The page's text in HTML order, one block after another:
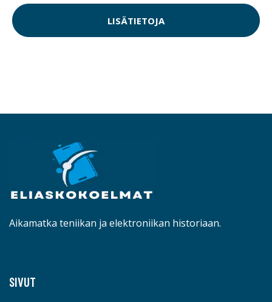
LISÄTIETOJA
Aikamatka teniikan ja elektroniikan historiaan.
SIVUT